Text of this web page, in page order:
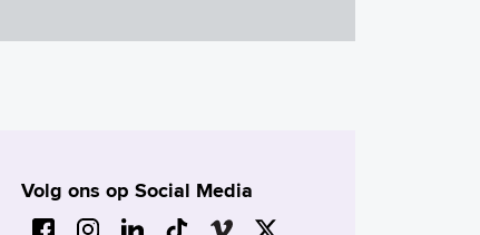
Volg ons op Social Media